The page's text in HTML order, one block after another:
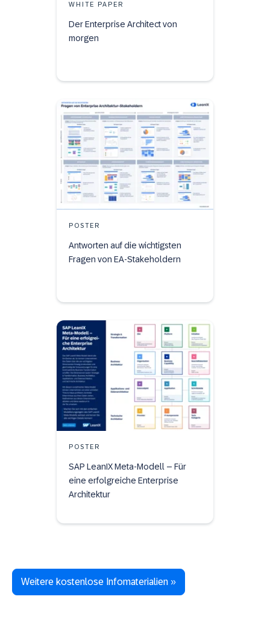
WHITE PAPER
Der Enterprise Architect von
morgen
POSTER
Antworten auf die wichtigsten
Fragen von EA-Stakeholdern
POSTER
SAP LeanIX Meta-Modell – Für
eine erfolgreiche Enterprise
Architektur
Weitere kostenlose Infomaterialien »